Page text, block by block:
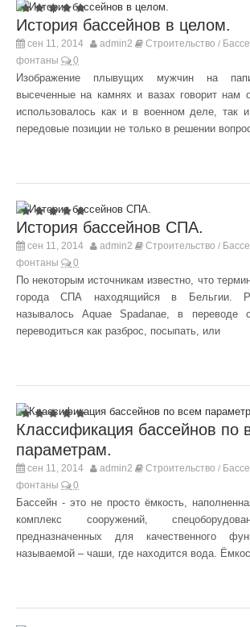
История бассейнов в целом.
сен 11, 2014 admin2 Строительство /
фонтаны
0
Изображение плывущих мужчин на
высеченные на камнях и вазах говорит нам
использовалось как и в военном деле, так
передовые позиции не только в решении
История бассейнов СПА.
сен 11, 2014 admin2 Строительство /
фонтаны
0
По некоторым источникам известно, что
города СПА находящийся в Бельгии.
называлось Aquae Spadanae, в переводе
переводиться как разброс, посыпать, или
Классификация бассейнов по
параметрам.
сен 11, 2014 admin2 Строительство /
фонтаны
0
Бассейн - это не просто ёмкость,
комплекс сооружений,
предназначенных для качественного
называемой – чаши, где находится вода.